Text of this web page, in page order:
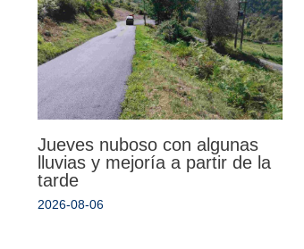
Jueves nuboso con algunas
lluvias y mejoría a partir de la
tarde
2026-08-06